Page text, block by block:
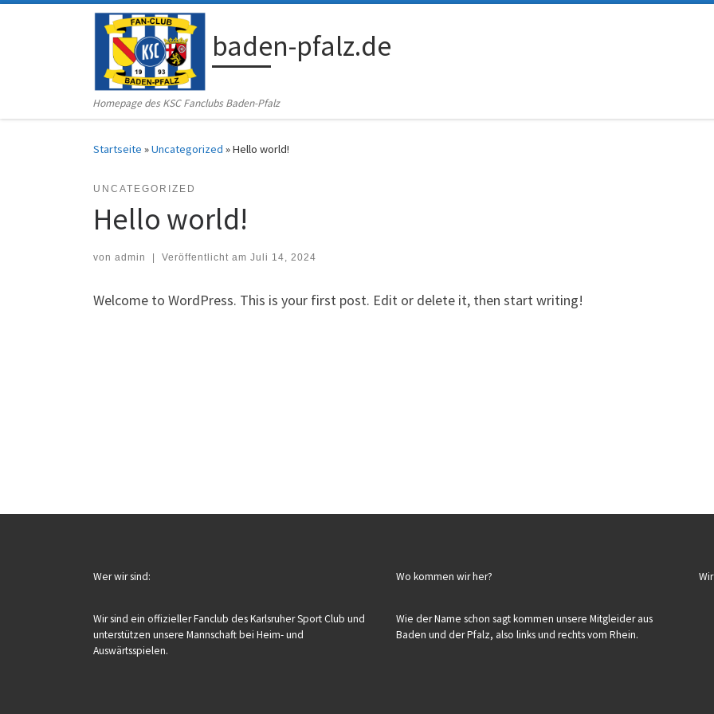
Zum Inhalt springen
baden-pfalz.de
Homepage des KSC Fanclubs Baden-Pfalz
Startseite »Uncategorized »Hello world!
UNCATEGORIZED
Hello world!
von admin Veröffentlicht am Juli 14, 2024
Welcome to WordPress. This is your first post. Edit or delete it, then start writing!
Wer wir sind:
Wir sind ein offizieller Fanclub des Karlsruher Sport Club und
unterstützen unsere Mannschaft bei Heim- und
Auswärtsspielen.
Wo kommen wir her?
Wie der Name schon sagt kommen unsere Mitgleider aus
Baden und der Pfalz, also links und rechts vom Rhein.